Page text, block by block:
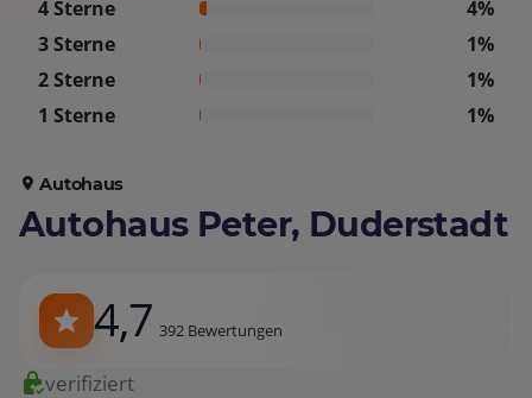
4 Sterne
4%
3 Sterne
1%
2 Sterne
1%
1 Sterne
1%
Autohaus
Autohaus Peter, Duderstadt
4,7 392 Bewertungen
verifiziert